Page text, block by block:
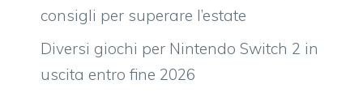
consigli per superare l’estate
Diversi giochi per Nintendo Switch 2 in
uscita entro fine 2026